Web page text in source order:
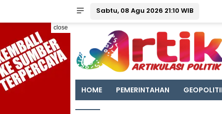
Sabtu, 08 Agu 2026 21:10 WIB
close
HOME PEMERINTAHAN